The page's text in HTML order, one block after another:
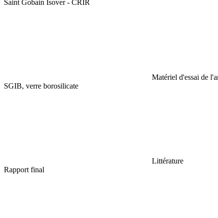
Saint Gobain Isover - CRIR
Matériel d'essai de
SGIB, verre borosilicate
Littérature
Rapport final